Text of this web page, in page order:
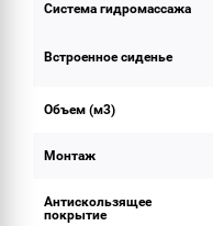
Система гидромассажа
Встроенное сиденье
Объем (м3)
Монтаж
Антискользящее
покрытие